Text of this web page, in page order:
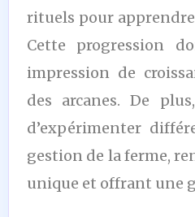
rituels pour
Cette progression
impression de
des arcanes. De
d’expérimenter
gestion de la ferme,
unique et offrant une